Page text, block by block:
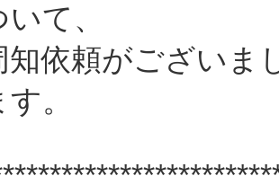
いて、
知依頼がございま
す。